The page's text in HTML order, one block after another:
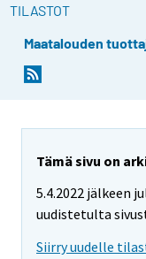
TILASTOT
Maatalouden
Tämä sivu on
5.4.2022 jälkeen
uudistetulta
Siirry uudelle